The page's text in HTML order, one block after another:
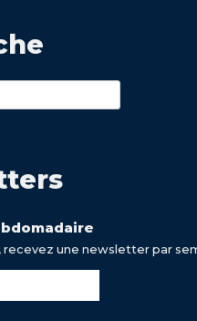
recevez une newsletter par